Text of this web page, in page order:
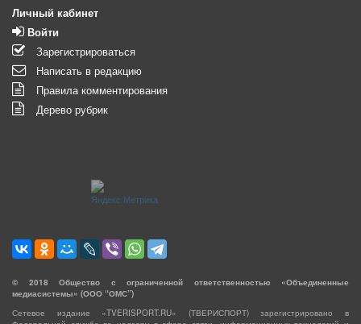
Личный кабинет
Войти
Зарегистрироваться
Написать в редакцию
Правила комментирования
Дерево рубрик
© 2018 Общество с ограниченной ответственностью «Объединенные
медиасистемы» (ООО “ОМС”)
Сетевое издание «TVERISPORT.RU» (ТВЕРИСПОРТ) зарегистрировано в